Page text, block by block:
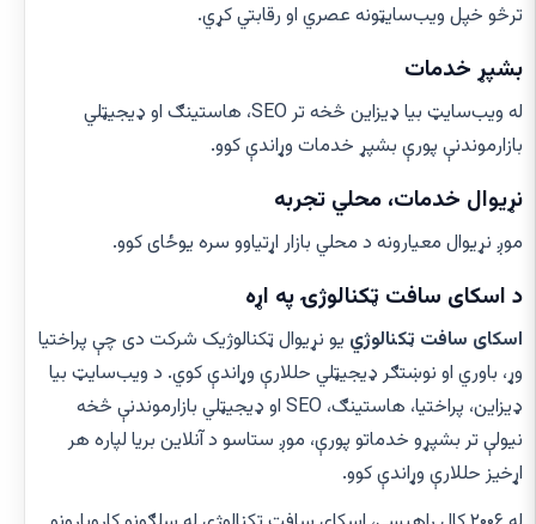
ترڅو خپل ویب‌سایټونه عصري او رقابتي کړي.
بشپړ خدمات
له ویب‌سایټ بیا ډیزاین څخه تر SEO، هاستینګ او ډیجیټلي
بازارموندنې پورې بشپړ خدمات وړاندې کوو.
نړیوال خدمات، محلي تجربه
موږ نړیوال معیارونه د محلي بازار اړتیاوو سره یوځای کوو.
د اسکای سافت ټکنالوژۍ په اړه
اسکای سافت ټکنالوژي یو نړیوال ټکنالوژیک شرکت دی چې پراختیا
وړ، باوري او نوښتګر ډیجیټلي حللارې وړاندې کوي. د ویب‌سایټ بیا
ډیزاین، پراختیا، هاستینګ، SEO او ډیجیټلي بازارموندنې څخه
نیولې تر بشپړو خدماتو پورې، موږ ستاسو د آنلاین بریا لپاره هر
اړخیز حللارې وړاندې کوو.